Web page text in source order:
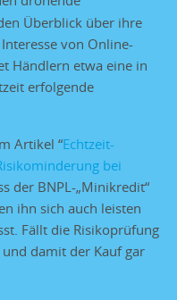
Überblick über ihre
von Online-
Händlern etwa eine in
erfolgende
Artikel “Echtzeit-
bei
der BNPL-„Minikredit“
ihn sich auch leisten
Fällt die Risikoprüfung
damit der Kauf gar